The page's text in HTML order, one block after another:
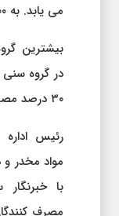
می یابد. به ۲۰۰ هزار نفر در سال برسد.
بیشترین
۳۰ درصد مصرف کنندگان دائمی آن هستند.
رئیس
مواد مخدر
با خبرنگار
مصرف